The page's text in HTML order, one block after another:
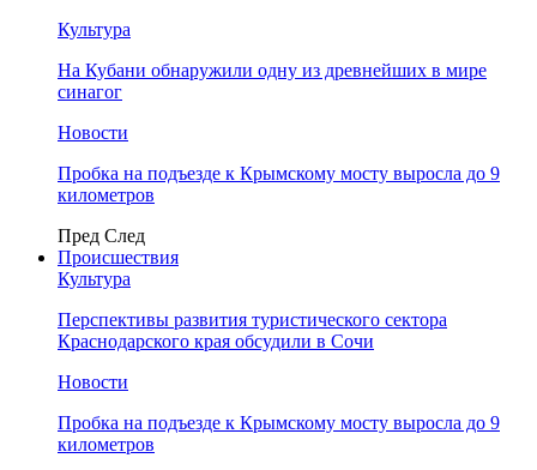
Культура
На Кубани обнаружили одну из древнейших в мире
синагог
Новости
Пробка на подъезде к Крымскому мосту выросла до 9
километров
Пред След
Происшествия
Культура
Перспективы развития туристического сектора
Краснодарского края обсудили в Сочи
Новости
Пробка на подъезде к Крымскому мосту выросла до 9
километров